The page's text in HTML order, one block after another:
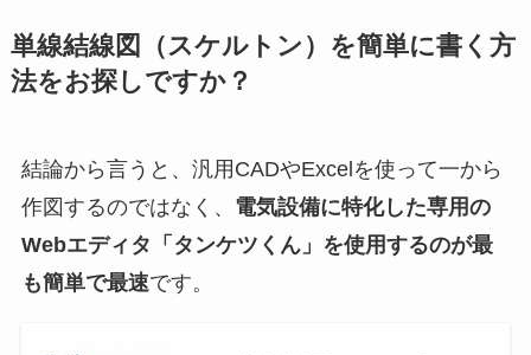
単線結線図（スケルトン）を簡単に書く方
法をお探しですか？
結論から言うと、汎用CADやExcelを使って一から
作図するのではなく、 電気設備に特化した専用の
Webエディタ「タンケツくん」を使用するのが最
も簡単で最速です。